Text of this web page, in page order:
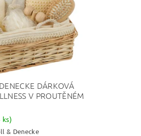
DÁRKOVÁ
V PROUTĚNÉM
ks)
& Denecke